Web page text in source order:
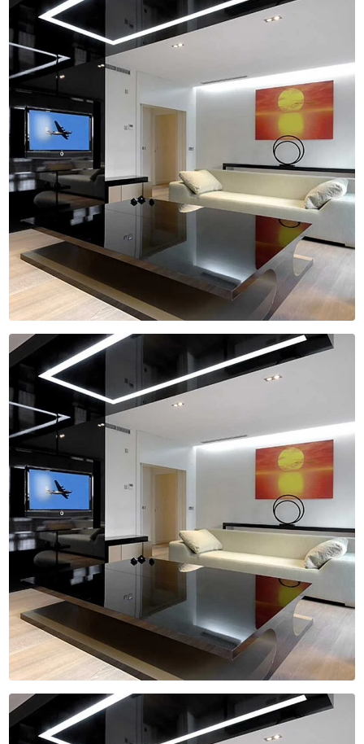
ILUMINAÇÃO PARA CASAS
ILUMINAÇÃO PARA COZINHAS
ILUMINAÇÃO PARA EMPRESA
ILUMINAÇÃO PARA MÓVEIS
ILUMINAÇÃO PARA MÓVEIS PLANEJADOS
ILUMINAÇÃO PARA SALAS
ILUMINAÇÃO PARA TETOS
ILUMINAÇÃO PLANEJADA PARA CASAS
ILUMINAÇÕES DE LED
ILUMINAÇÕES LINEARES
ILUMINAÇÕES LINEARES PARA EMBUTIR
ILUMINAÇÕES PARA CLOSETS
ILUMINAÇÕES PARA IMÓVEIS
ILUMINAÇÕES RESIDENCIAIS
INSTALAÇÕES ELÉTRICAS
INSTALAÇÕES ELÉTRICAS CORPORATIVAS
INSTALAÇÕES ELÉTRICAS RESIDENCIAIS
MANUTENÇÕES ELÉTRICAS
PERFIS DE LED
PERFIS LINEARES
PERFIS PARA ILUMINAÇÃO
PROJETOS DE ILUMINAÇÃO